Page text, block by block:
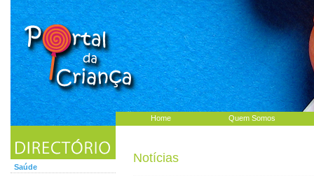
Home Quem Somos
Saúde
Notícias